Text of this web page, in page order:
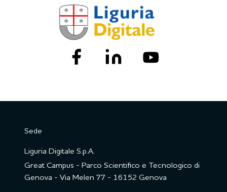
Sede
Liguria Digitale S.p.A.
Great Campus - Parco Scientifico e Tecnologico di
Genova - Via Melen 77 - 16152 Genova